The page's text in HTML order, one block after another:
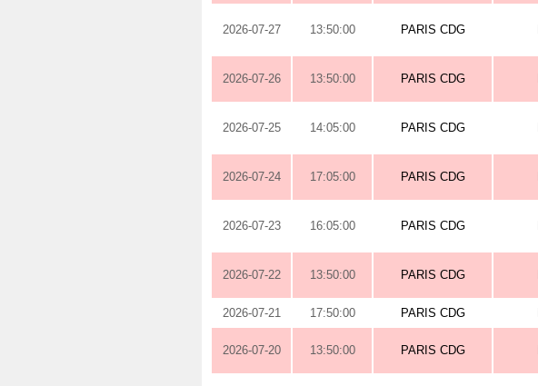
2026-07-27 13:50:00 PARIS CDG
2026-07-26 13:50:00 PARIS CDG
2026-07-25 14:05:00 PARIS CDG
2026-07-24 17:05:00 PARIS CDG
2026-07-23 16:05:00 PARIS CDG
2026-07-22 13:50:00 PARIS CDG
2026-07-21 17:50:00 PARIS CDG
2026-07-20 13:50:00 PARIS CDG